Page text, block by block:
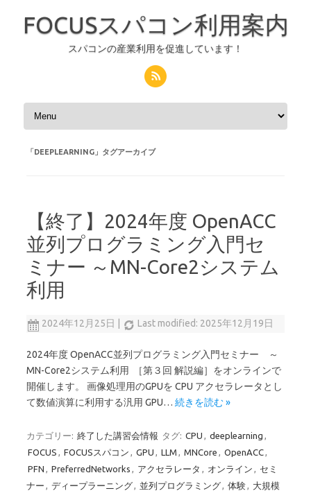
FOCUSスパコン利用案内
スパコンの産業利用を促進しています！
コンテンツへスキップ
「DEEPLEARNING 」タグアーカイブ
【終了】2024年度 OpenACC
並列プログラミング入門セ
ミナー ～MN-Core2システム
利用
2024年12月25日 Last modified: 2025年12月19日
2024年度 OpenACC並列プログラミング入門セミナー ～
MN-Core2システム利用 ［第３回 解説編］をオンラインで
開催します。 画像処理用のGPUを CPU アクセラレータとし
て数値演算に利用する汎用 GPU… 続きを読む »
カテゴリー: 終了した講習会情報 タグ: CPU , deeplearning ,
FOCUS , FOCUSスパコン , GPU , LLM , MNCore , OpenACC,
PFN , PreferredNetworks , アクセラレータ , オンライン , セミ
ナー , ディープラーニング, 並列プログラミング, 体験, 大規模